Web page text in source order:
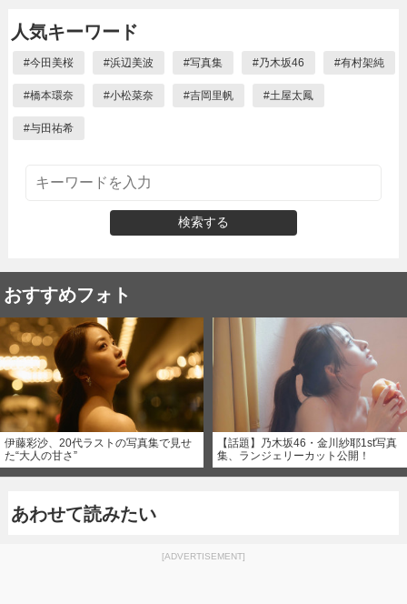
人気キーワード
#今田美桜 #浜辺美波 #写真集 #乃木坂46 #有村架純
#橋本環奈 #小松菜奈 #吉岡里帆 #土屋太鳳
#与田祐希
検索する
おすすめフォト
伊藤彩沙、20代ラストの写真集で見せ
た“大人の甘さ”
【話題】乃木坂46・金川紗耶1st写真
集、ランジェリーカット公開！
あわせて読みたい
[ADVERTISEMENT]